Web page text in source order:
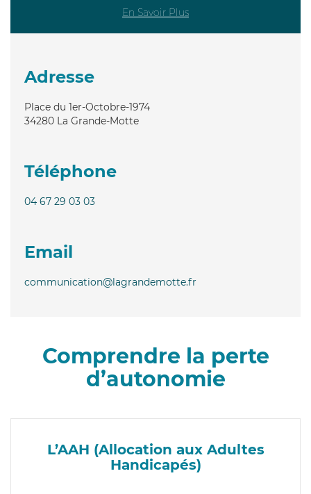
En Savoir Plus
Adresse
Place du 1er-Octobre-1974
34280 La Grande-Motte
Téléphone
04 67 29 03 03
Email
communication@lagrandemotte.fr
Comprendre la perte
d’autonomie
L’AAH (Allocation aux Adultes
Handicapés)